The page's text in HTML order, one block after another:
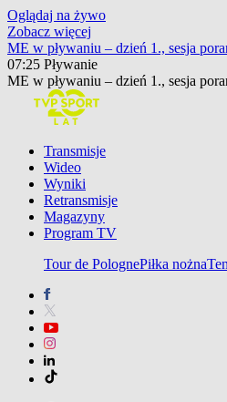
Oglądaj na żywo
Zobacz więcej
ME w pływaniu – dzień 1., sesja
07:25 Pływanie
ME w pływaniu – dzień 1., sesja
Transmisje
Wideo
Wyniki
Retransmisje
Magazyny
Program TV
Tour de PolognePiłka nożna